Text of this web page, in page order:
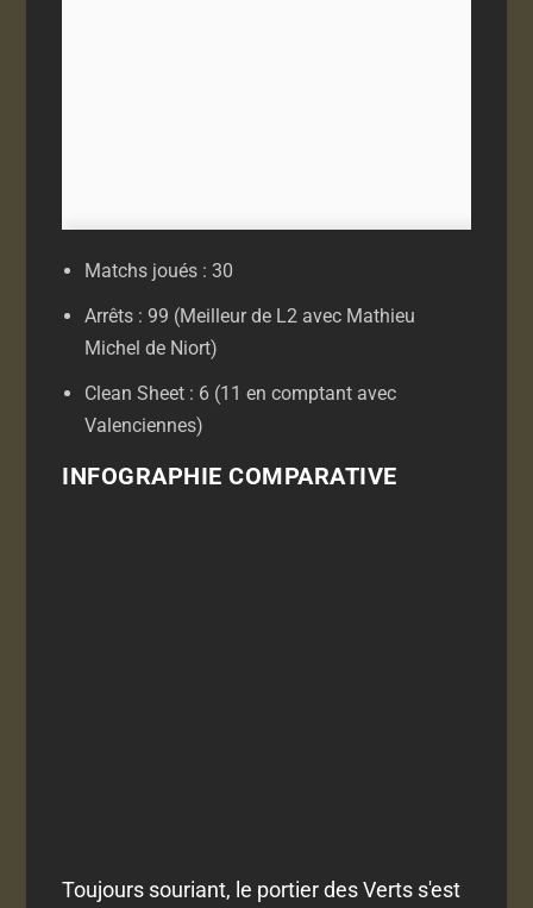
Matchs joués : 30
Arrêts : 99 (Meilleur de L2 avec Mathieu
Michel de Niort)
Clean Sheet : 6 (11 en comptant avec
Valenciennes)
INFOGRAPHIE COMPARATIVE
Toujours souriant, le portier des Verts s'est